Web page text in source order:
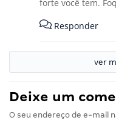
forte você tem.
Responder
ver
Deixe um
O seu endereço de e-mail